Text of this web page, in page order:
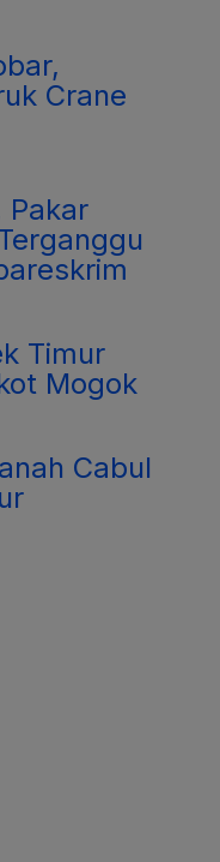
Crane
Pakar
Timur
Mogok
Cabul